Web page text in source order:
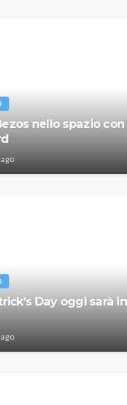
nello spazio
Day oggi sarà in